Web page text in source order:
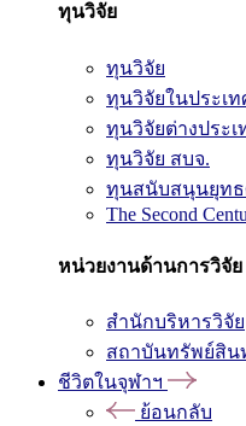
ทุนวิจัย
ทุนวิจัย
ทุนวิจัยในประเท
ทุนวิจัยต่างประเ
ทุนวิจัย สบจ.
ทุนสนับสนุนยุทธ
The Second
หน่วยงานด้านการวิจัย
สำนักบริหารวิจัย
สถาบันทรัพย์สิ
ชีวิตในจุฬาฯ
ย้อนกลับ